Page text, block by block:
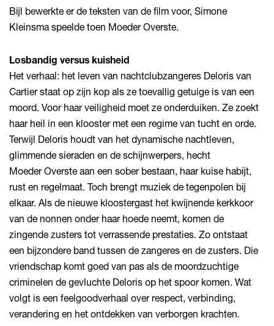
Bijl bewerkte er de teksten van de film voor, Simone
Kleinsma speelde toen Moeder Overste.
Losbandig versus kuisheid
Het verhaal: het leven van nachtclubzangeres Deloris van
Cartier staat op zijn kop als ze toevallig getuige is van een
moord. Voor haar veiligheid moet ze onderduiken. Ze zoekt
haar heil in een klooster met een regime van tucht en orde.
Terwijl Deloris houdt van het dynamische nachtleven,
glimmende sieraden en de schijnwerpers, hecht
Moeder Overste aan een sober bestaan, haar kuise habijt,
rust en regelmaat. Toch brengt muziek de tegenpolen bij
elkaar. Als de nieuwe kloostergast het kwijnende kerkkoor
van de nonnen onder haar hoede neemt, komen de
zingende zusters tot verrassende prestaties. Zo ontstaat
een bijzondere band tussen de zangeres en de zusters. Die
vriendschap komt goed van pas als de moordzuchtige
criminelen de gevluchte Deloris op het spoor komen. Wat
volgt is een feelgoodverhaal over respect, verbinding,
verandering en het ontdekken van verborgen krachten.